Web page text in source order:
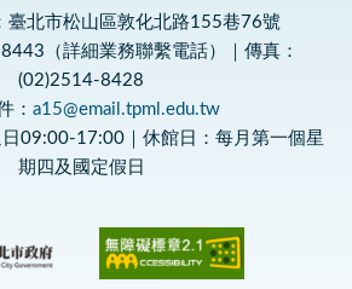
臺北市松山區敦化北路155巷76號
（詳細業務聯繫電話）｜傳真：
(02)2514-8428
： a15@email.tpml.edu.tw
09:00-17:00｜休館日：每月第一個星
期四及國定假日